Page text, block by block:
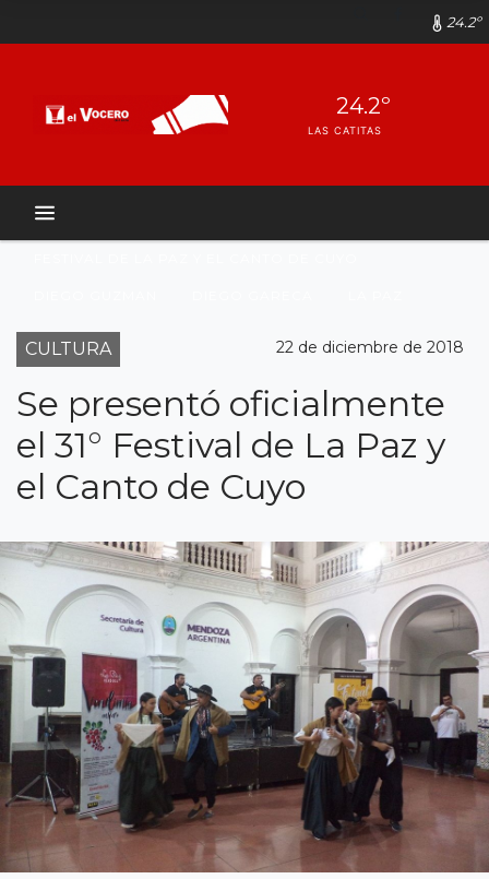
24.2º
24.2º
LAS CATITAS
CULTURA 22 de diciembre de 2018
Se presentó oficialmente
el 31° Festival de La Paz y
el Canto de Cuyo